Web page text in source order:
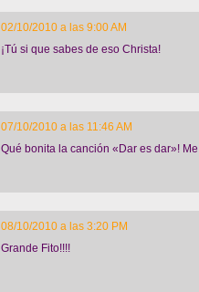
02/10/2010 a las 9:00 AM
¡Tú si que sabes de eso Christa!
07/10/2010 a las 11:46 AM
Qué bonita la canción «Dar es dar»!
08/10/2010 a las 3:20 PM
Grande Fito!!!!